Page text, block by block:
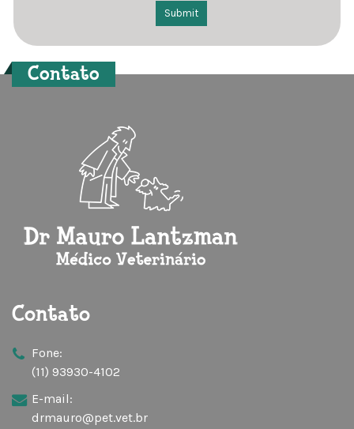
Contato
Contato
Fone:
(11) 93930-4102
E-mail:
drmauro@pet.vet.br